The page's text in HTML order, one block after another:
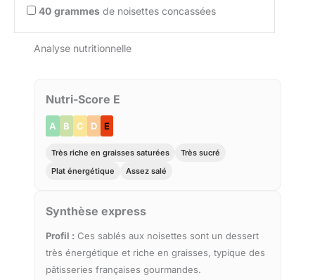
40 grammes de noisettes concassées
Analyse nutritionnelle
Nutri-Score E
A B C D E
Très riche en graisses saturées
Très sucré
Plat énergétique
Assez salé
Synthèse express
Profil : Ces sablés aux noisettes sont un dessert
très énergétique et riche en graisses, typique des
pâtisseries françaises gourmandes.